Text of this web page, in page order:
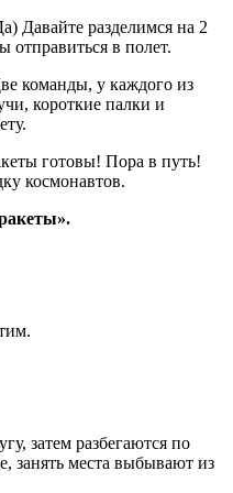
Давайте разделимся на 2
отправиться в полет.
команды, у каждого из
короткие палки и
готовы! Пора в путь!
космонавтов.
затем разбегаются по
занять места выбывают из